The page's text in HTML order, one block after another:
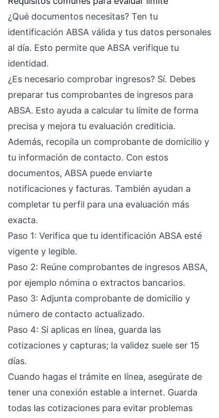
¿Qué documentos necesitas? Ten tu
identificación ABSA válida y tus datos personales
al día. Esto permite que ABSA verifique tu
identidad.
¿Es necesario comprobar ingresos? Sí. Debes
preparar tus comprobantes de ingresos para
ABSA. Esto ayuda a calcular tu límite de forma
precisa y mejora tu evaluación crediticia.
Además, recopila un comprobante de domicilio y
tu información de contacto. Con estos
documentos, ABSA puede enviarte
notificaciones y facturas. También ayudan a
completar tu perfil para una evaluación más
exacta.
Paso 1: Verifica que tu identificación ABSA esté
vigente y legible.
Paso 2: Reúne comprobantes de ingresos ABSA,
por ejemplo nómina o extractos bancarios.
Paso 3: Adjunta comprobante de domicilio y
número de contacto actualizado.
Paso 4: Si aplicas en línea, guarda las
cotizaciones y capturas; la validez suele ser 15
días.
Cuando hagas el trámite en línea, asegúrate de
tener una conexión estable a internet. Guarda
todas las cotizaciones para evitar problemas